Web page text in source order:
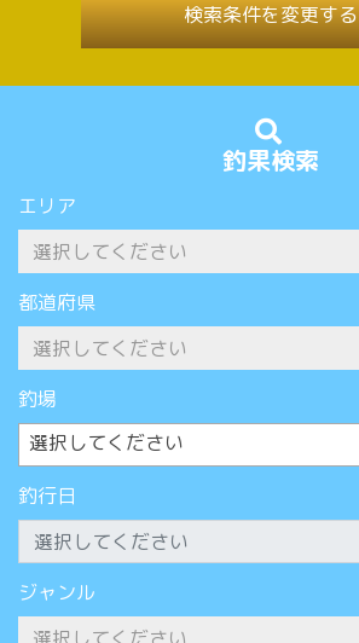
釣果検索
エリア
都道府県
釣場
選択してください
釣行日
ジャンル
検索条件を変更する